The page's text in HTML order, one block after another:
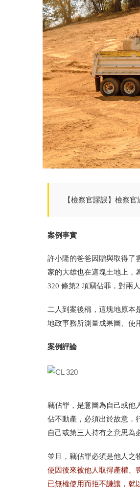
【檢察官謬誤】 檢察官
案例事實
許小隆的爸爸因贈與取得了
家的大雄也在這塊土地上，
320 條第2 項竊佔罪，對兩人
二人到案後稱，這塊地原本
地政事務所測量成果圖、使
案例評論
竊佔罪，是意圖為自己或他
佔不動產，必須出於故意，
自己或第三人持有之意思為
並且，竊佔罪必須是他人之
使因後來被他人取得產權、
已無權使用而拒不謙讓，就